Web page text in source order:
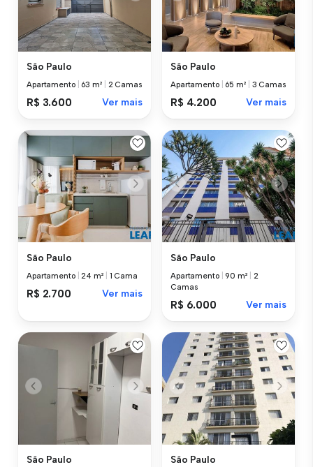
São Paulo
Apartamento 63 m² 2 Camas
R$ 3.600 Ver mais
São Paulo
Apartamento 65 m² 3 Camas
R$ 4.200 Ver mais
São Paulo
Apartamento |24 m² 1 Cama
R$ 2.700 Ver mais
São Paulo
Apartamento |90 m²
2
Camas
R$ 6.000 Ver mais
São Paulo São Paulo